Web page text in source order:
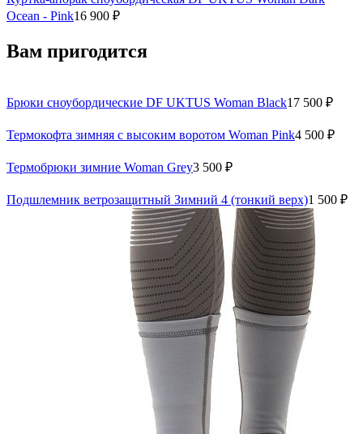
Ocean - Pink16 900 ₽
Вам пригодится
Брюки сноубордические DF UKTUS Woman Black17 500 ₽
Термокофта зимняя с высоким воротом Woman Pink4 500 ₽
Термобрюки зимние Woman Grey3 500 ₽
Подшлемник ветрозащитный Зимний 4 (тонкий верх)1 500 ₽